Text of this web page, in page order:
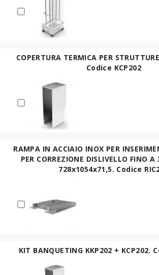
COPERTURA TERMICA PER
Codice KCP202
RAMPA IN ACCIAIO INOX PER
PER CORREZIONE DISLIVELLO FINO
728x1054x71,5. Codice
KIT BANQUETING KKP202 + KCP202.